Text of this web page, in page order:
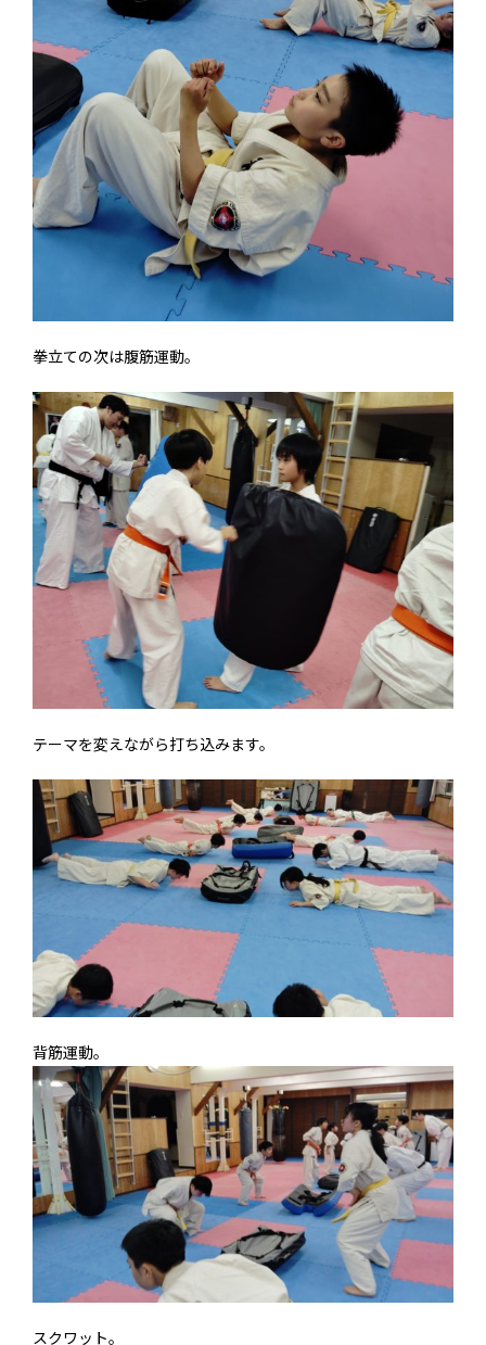
拳立ての次は腹筋運動。
テーマを変えながら打ち込みます。
背筋運動。
スクワット。